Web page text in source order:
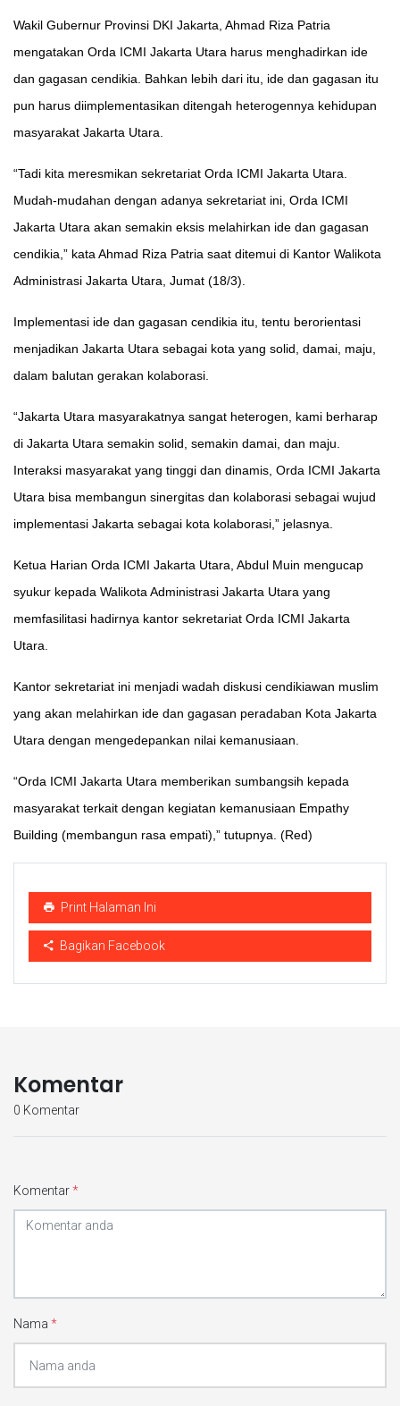
Wakil Gubernur Provinsi DKI Jakarta, Ahmad Riza Patria
mengatakan Orda ICMI Jakarta Utara harus menghadirkan ide
dan gagasan cendikia. Bahkan lebih dari itu, ide dan gagasan itu
pun harus diimplementasikan ditengah heterogennya kehidupan
masyarakat Jakarta Utara.
“Tadi kita meresmikan sekretariat Orda ICMI Jakarta Utara.
Mudah-mudahan dengan adanya sekretariat ini, Orda ICMI
Jakarta Utara akan semakin eksis melahirkan ide dan gagasan
cendikia,” kata Ahmad Riza Patria saat ditemui di Kantor Walikota
Administrasi Jakarta Utara, Jumat (18/3).
Implementasi ide dan gagasan cendikia itu, tentu berorientasi
menjadikan Jakarta Utara sebagai kota yang solid, damai, maju,
dalam balutan gerakan kolaborasi.
“Jakarta Utara masyarakatnya sangat heterogen, kami berharap
di Jakarta Utara semakin solid, semakin damai, dan maju.
Interaksi masyarakat yang tinggi dan dinamis, Orda ICMI Jakarta
Utara bisa membangun sinergitas dan kolaborasi sebagai wujud
implementasi Jakarta sebagai kota kolaborasi,” jelasnya.
Ketua Harian Orda ICMI Jakarta Utara, Abdul Muin mengucap
syukur kepada Walikota Administrasi Jakarta Utara yang
memfasilitasi hadirnya kantor sekretariat Orda ICMI Jakarta
Utara.
Kantor sekretariat ini menjadi wadah diskusi cendikiawan muslim
yang akan melahirkan ide dan gagasan peradaban Kota Jakarta
Utara dengan mengedepankan nilai kemanusiaan.
“Orda ICMI Jakarta Utara memberikan sumbangsih kepada
masyarakat terkait dengan kegiatan kemanusiaan Empathy
Building (membangun rasa empati),” tutupnya. (Red)
Print Halaman Ini
Bagikan Facebook
Komentar
0 Komentar
Komentar*
Nama *